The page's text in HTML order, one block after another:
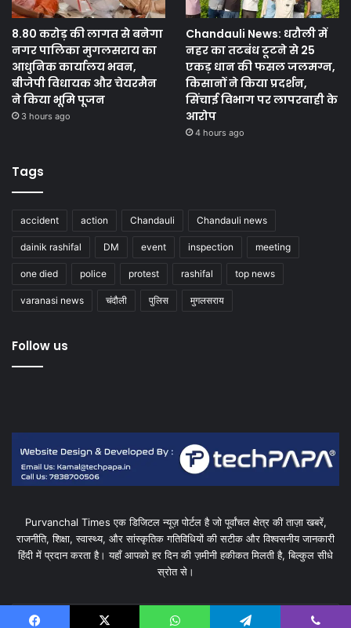
8.80 करोड़ की लागत से बनेगा
नगर पालिका मुगलसराय का
आधुनिक कार्यालय भवन,
बीजेपी विधायक और चेयरमैन
ने किया भूमि पूजन
3 hours ago
Chandauli News: धरौली में
नहर का तटबंध टूटने से 25
एकड़ धान की फसल जलमग्न,
किसानों ने किया प्रदर्शन,
सिंचाई विभाग पर लापरवाही के
आरोप
4 hours ago
Tags
accident action Chandauli Chandauli news
dainik rashifal DM event inspection meeting
one died police protest rashifal top news
varanasi news चंदौली पुलिस मुगलसराय
Follow us
Purvanchal Times एक डिजिटल न्यूज़ पोर्टल है जो पूर्वांचल क्षेत्र की ताज़ा खबरें,
राजनीति, शिक्षा, स्वास्थ्य, और सांस्कृतिक गतिविधियों की सटीक और विश्वसनीय जानकारी
हिंदी में प्रदान करता है। यहाँ आपको हर दिन की ज़मीनी हकीकत मिलती है, बिल्कुल सीधे
स्रोत से।